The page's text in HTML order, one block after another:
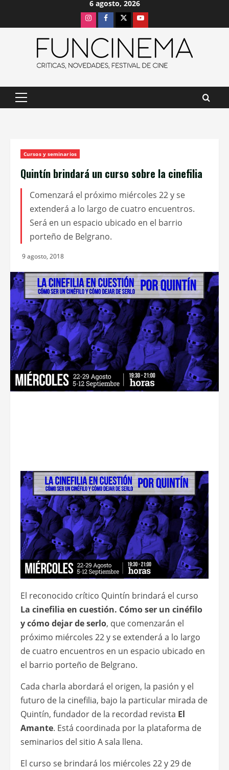
6 agosto, 2026
InstagramFacebook
X Youtube
Menú
Cursos y seminarios
Quintín brindará un curso sobre la cinefilia
Comenzará el próximo miércoles 22 y se
extenderá a lo largo de cuatro encuentros.
Será en un espacio ubicado en el barrio
porteño de Belgrano.
9 agosto, 2018
El reconocido crítico Quintín brindará el curso
La cinefilia en cuestión. Cómo ser un cinéfilo
y cómo dejar de serlo, que comenzarán el
próximo miércoles 22 y se extenderá a lo largo
de cuatro encuentros en un espacio ubicado en
el barrio porteño de Belgrano.
Cada charla abordará el origen, la pasión y el
futuro de la cinefilia, bajo la particular mirada de
Quintín, fundador de la recordad revista El
Amante. Está coordinada por la plataforma de
seminarios del sitio A sala llena.
El curso se brindará los miércoles 22 y 29 de